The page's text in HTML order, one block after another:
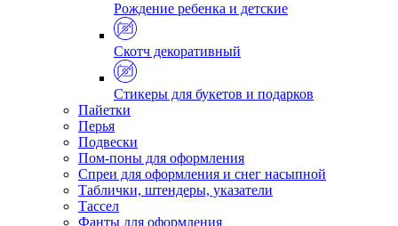
Рождение ребенка и детские
Скотч декоративный
Стикеры для букетов и подарков
Пайетки
Перья
Подвески
Пом-поны для оформления
Спреи для оформления и снег насыпной
Таблички, штендеры, указатели
Тассел
Фанты для оформления